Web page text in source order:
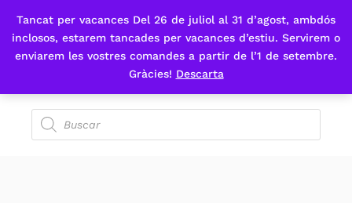
Tancat per vacances Del 26 de juliol al 31 d’agost, ambdós
inclosos, estarem tancades per vacances d’estiu. Servirem o
enviarem les vostres comandes a partir de l’1 de setembre.
Gràcies! Descarta
Fes-te'n sòcia